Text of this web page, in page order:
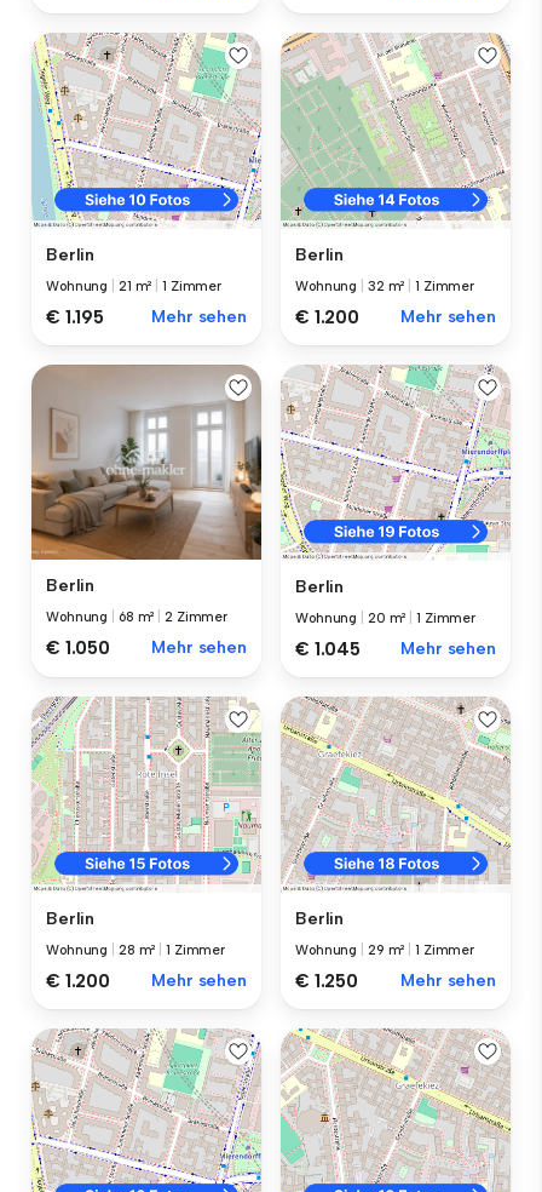
Berlin
Wohnung 21 m² |1 Zimmer
€ 1.195 Mehr sehen
Berlin
Wohnung 32 m² |1 Zimmer
€ 1.200 Mehr sehen
Berlin
Wohnung 68 m² |2 Zimmer
€ 1.050 Mehr sehen
Berlin
Wohnung 20 m² |1 Zimmer
€ 1.045 Mehr sehen
Berlin
Wohnung 28 m² |1 Zimmer
€ 1.200 Mehr sehen
Berlin
Wohnung 29 m² |1 Zimmer
€ 1.250 Mehr sehen